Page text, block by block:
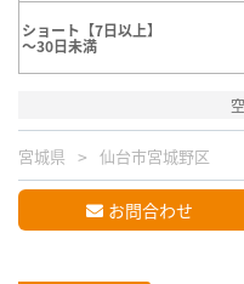
ショート【7日以上】
～30日未満
宮城県 仙台市宮城野区
お問合わせ